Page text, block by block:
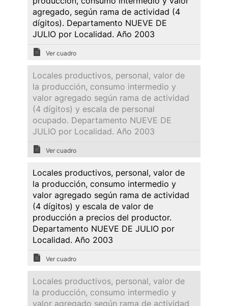
agregado, según rama de actividad (4
dígitos). Departamento NUEVE DE
JULIO por Localidad. Año 2003
Ver cuadro
Locales productivos, personal, valor de
la producción, consumo intermedio y
valor agregado según rama de actividad
(4 dígitos) y escala de personal
ocupado. Departamento NUEVE DE
JULIO por Localidad. Año 2003
Ver cuadro
Locales productivos, personal, valor de
la producción, consumo intermedio y
valor agregado según rama de actividad
(4 dígitos) y escala de valor de
producción a precios del productor.
Departamento NUEVE DE JULIO por
Localidad. Año 2003
Ver cuadro
Locales productivos, personal, valor de
la producción, consumo intermedio y
valor agregado según rama de actividad